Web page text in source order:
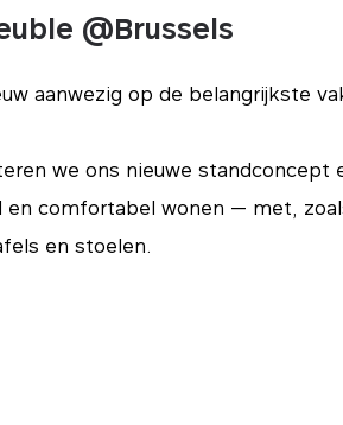
@Brussels
aanwezig op de belangrijkste
we ons nieuwe standconcept
comfortabel wonen — met,
en stoelen.